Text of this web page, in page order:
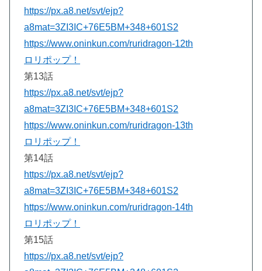
https://px.a8.net/svt/ejp?
a8mat=3ZI3IC+76E5BM+348+601S2
https://www.oninkun.com/ruridragon-12th
ロリポップ！
第13話
https://px.a8.net/svt/ejp?
a8mat=3ZI3IC+76E5BM+348+601S2
https://www.oninkun.com/ruridragon-13th
ロリポップ！
第14話
https://px.a8.net/svt/ejp?
a8mat=3ZI3IC+76E5BM+348+601S2
https://www.oninkun.com/ruridragon-14th
ロリポップ！
第15話
https://px.a8.net/svt/ejp?